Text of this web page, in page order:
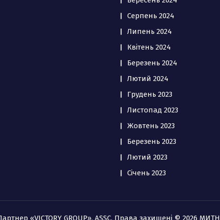
Серпень 2024
Липень 2024
Квітень 2024
Березень 2024
Лютий 2024
Грудень 2023
Листопад 2023
Жовтень 2023
Березень 2023
Лютий 2023
Січень 2023
«VICTORY GROUP», ASSC. Права захищені © 2026